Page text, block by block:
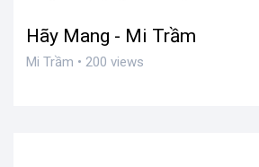
Hãy Mang - Mi Trầm
Mi Trầm • 200 views